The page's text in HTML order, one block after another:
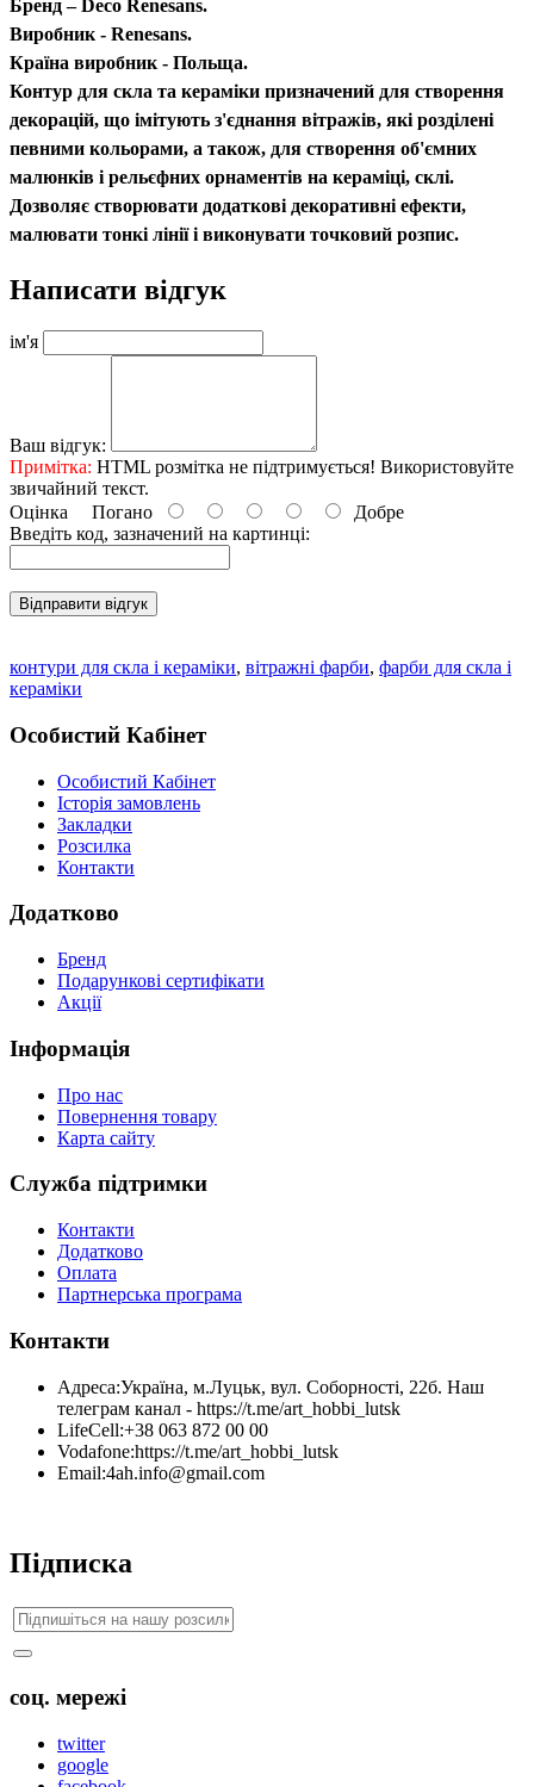
Бренд – Deco Renesans.
Виробник - Renesans.
Країна виробник - Польща.
Контур для скла та кераміки призначений для створення
декорацій, що імітують з'єднання вітражів, які розділені
певними кольорами, а також, для створення об'ємних
малюнків і рельєфних орнаментів на кераміці, склі.
Дозволяє створювати додаткові декоративні ефекти,
малювати тонкі лінії і виконувати точковий розпис.
Написати відгук
ім'я
Ваш відгук:
Примітка: HTML розмітка не підтримується! Використовуйте
звичайний текст.
Оцінка Погано
Добре
Введіть код, зазначений на картинці:
Відправити відгук
контури для скла і кераміки, вітражні фарби, фарби для скла і
кераміки
Особистий Кабінет
Особистий Кабінет
Історія замовлень
Закладки
Розсилка
Контакти
Додатково
Бренд
Подарункові сертифікати
Акції
Інформація
Про нас
Повернення товару
Карта сайту
Служба підтримки
Контакти
Додатково
Оплата
Партнерська програма
Контакти
Адреса:Україна, м.Луцьк, вул. Соборності, 22б. Наш
телеграм канал - https://t.me/art_hobbi_lutsk
LifeCell:+38 063 872 00 00
Vodafone:https://t.me/art_hobbi_lutsk
Email:4ah.info@gmail.com
Підписка
соц. мережі
twitter
google